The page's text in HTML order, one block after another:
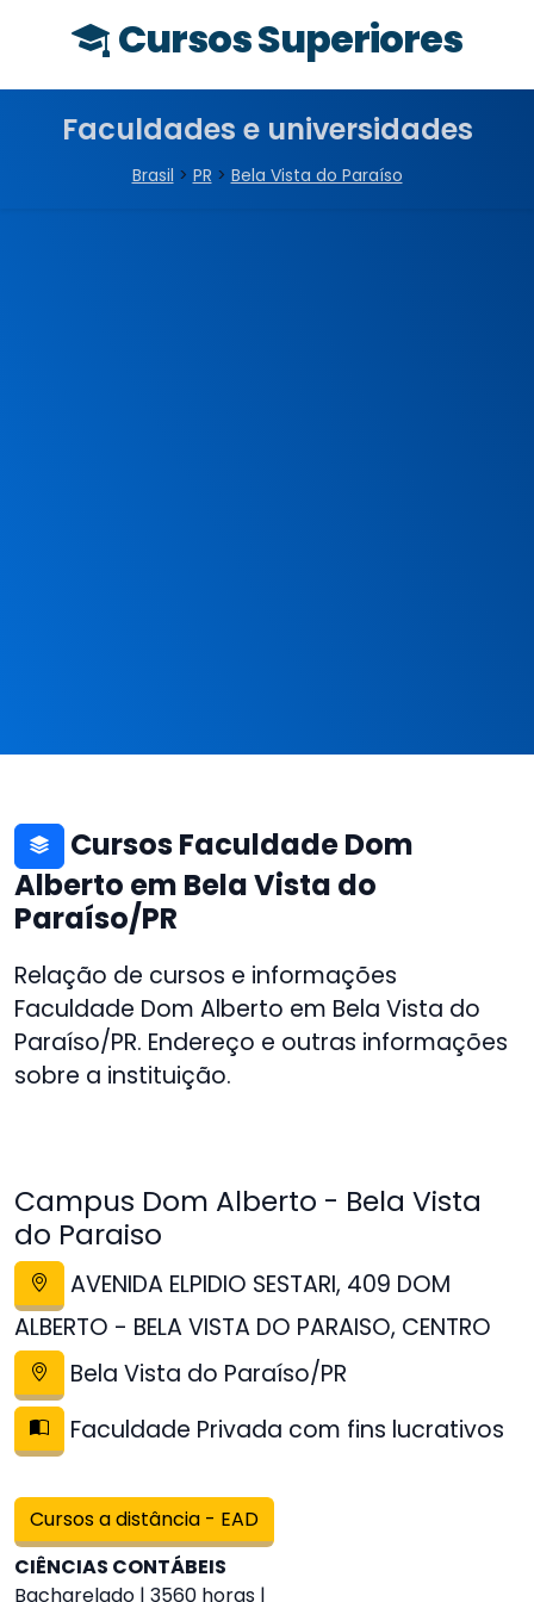
Cursos Superiores
Faculdades e universidades
Brasil > PR > Bela Vista do Paraíso
Cursos Faculdade Dom
Alberto em Bela Vista do
Paraíso/PR
Relação de cursos e informações
Faculdade Dom Alberto em Bela Vista do
Paraíso/PR. Endereço e outras informações
sobre a instituição.
Campus Dom Alberto - Bela Vista
do Paraiso
AVENIDA ELPIDIO SESTARI, 409 DOM
ALBERTO - BELA VISTA DO PARAISO, CENTRO
Bela Vista do Paraíso/PR
Faculdade Privada com fins lucrativos
Cursos a distância - EAD
CIÊNCIAS CONTÁBEIS
Bacharelado | 3560 horas |